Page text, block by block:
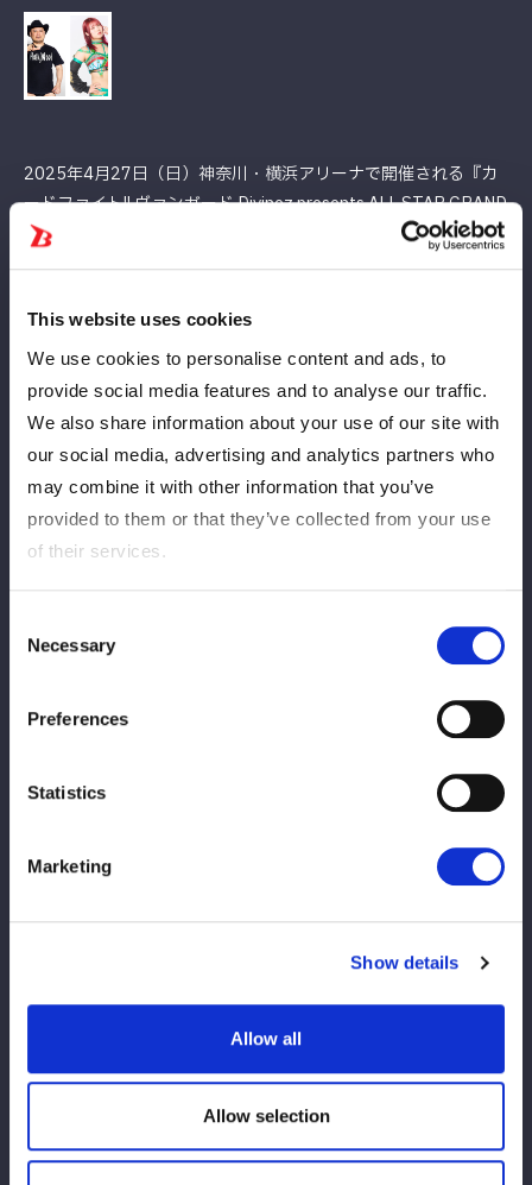
This website uses cookies
We use cookies to personalise content and ads, to
provide social media features and to analyse our traffic.
We also share information about your use of our site with
our social media, advertising and analytics partners who
may combine it with other information that you’ve
provided to them or that they’ve collected from your use
of their services.
Selection
Necessary
Preferences
Statistics
Marketing
Show details
Allow all
Allow selection
2025年4月27日（日）神奈川・横浜アリーナで開催される『カ
ードファイト!! ヴァンガード Divinez presents ALL STAR GRAND
QUEENDOM 2025』のゲスト解説者として、ハリウッドザコシ
ショウさん、壮麗亜美選手が決定！
[Información de PPV]
◆実況：村田 晴郎さん
◆解説：大江慎さん
◆ゲスト解説
▼カードファイト!! ヴァンガード Divinez presents ALL STAR
国内：https://mystardom.wwr-stardom.com/389681732
海外：https://intl.stagecrowd.live/3922168383/
カードファイト!! ヴァンガード Divinez presents ALL STAR